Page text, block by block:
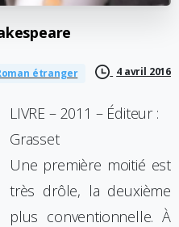
étranger 4 avril 2016
LIVRE – 2011 – Éditeur :
Grasset
Une première moitié est
très drôle, la deuxième
plus conventionnelle. À